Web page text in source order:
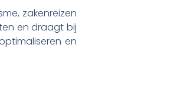
zakenreizen
en draagt bij
en